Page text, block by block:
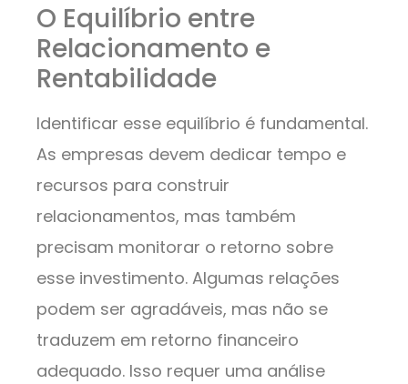
O Equilíbrio entre
Relacionamento e
Rentabilidade
Identificar esse equilíbrio é fundamental.
As empresas devem dedicar tempo e
recursos para construir
relacionamentos, mas também
precisam monitorar o retorno sobre
esse investimento. Algumas relações
podem ser agradáveis, mas não se
traduzem em retorno financeiro
adequado. Isso requer uma análise